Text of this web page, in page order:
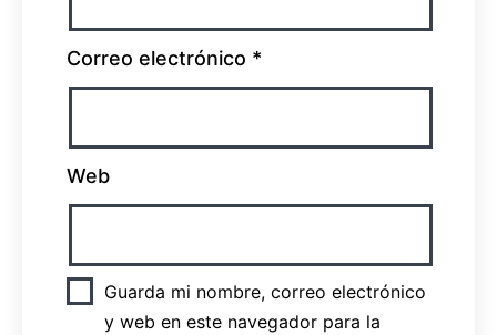
Correo electrónico *
Web
Guarda mi nombre, correo electrónico
y web en este navegador para la